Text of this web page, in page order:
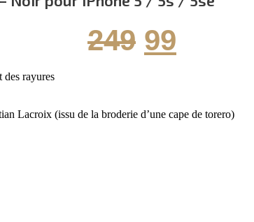
249 Le
initial
99
actuel
des rayures
Lacroix (issu de la broderie d’une cape de torero)